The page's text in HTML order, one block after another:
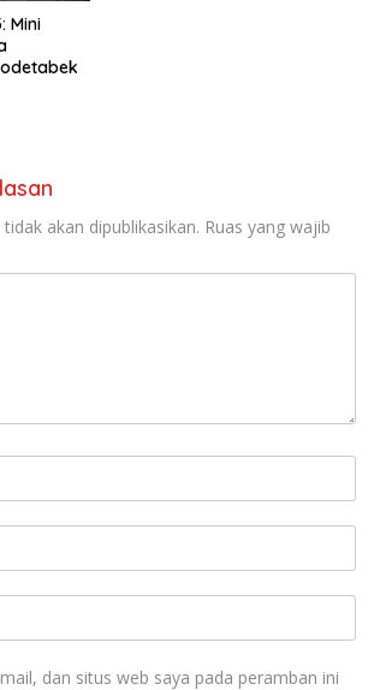
Mini
akan dipublikasikan. Ruas yang wajib
dan situs web saya pada peramban ini